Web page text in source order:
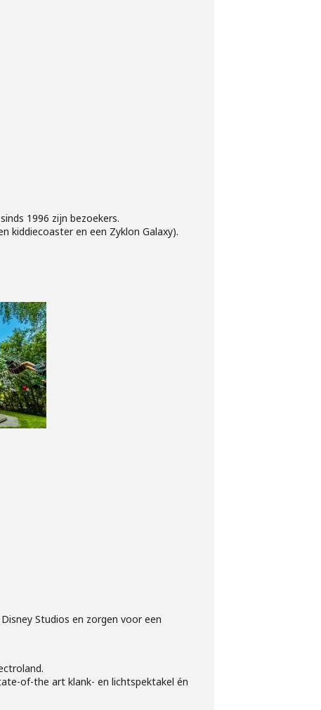
1996 zijn bezoekers.
kiddiecoaster en een Zyklon Galaxy).
Studios en zorgen voor een
of-the art klank- en lichtspektakel én